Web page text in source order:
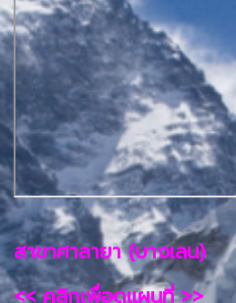
สาขาศาลายา (บางเลน)
<< คลิกเพื่อดูแผนที่ >>